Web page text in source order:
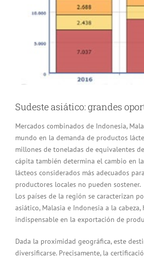
Sudeste asiático: grandes
Mercados combinados de Indonesia,
mundo en la demanda de productos
millones de toneladas de equivalentes
cápita también determina el cambio en
lácteos considerados más adecuados
productores locales no pueden sostener.
Los países de la región se caracterizan
asiático, Malasia e Indonesia a la
indispensable en la exportación de
Dada la proximidad geográfica, este
diversificarse. Precisamente, la